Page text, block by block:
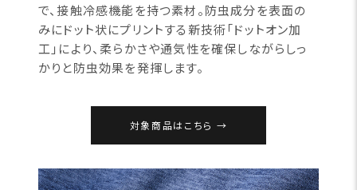
で、接触冷感機能を持つ素材。防虫成分を表面の
みにドット状にプリントする新技術「ドットオン加
工」により、柔らかさや通気性を確保しながらしっ
かりと防虫効果を発揮します。
対象商品はこちら